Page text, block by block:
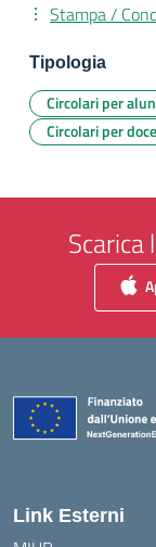
Stampa /
Tipologia
Circolari per
Circolari per
Link Esterni